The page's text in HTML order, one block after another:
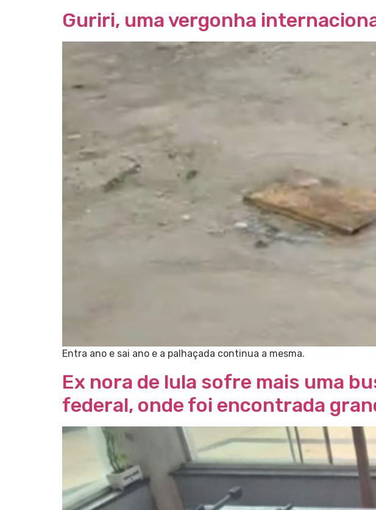
Guriri, uma vergonha
Entra ano e sai ano e a palhaçada continua a mesma.
Ex nora de lula sofre mais uma
federal, onde foi encontrada